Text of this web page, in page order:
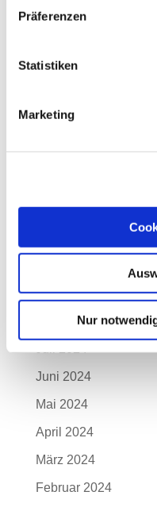
Präferenzen
Statistiken
Marketing
Nur
Juli 2025
Mai 2025
Februar 2025
Dezember 2024
September 2024
August 2024
Juni 2024
Mai 2024
April 2024
März 2024
Februar 2024